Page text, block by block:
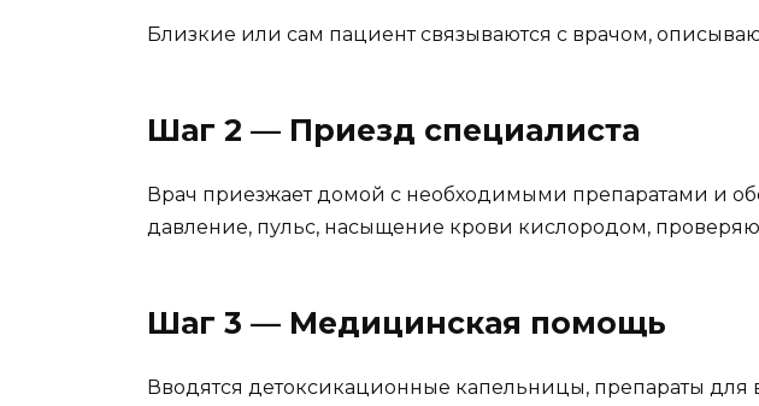
Близкие или сам пациент связываются с врачом,
Шаг 2 — Приезд специалиста
Врач приезжает домой с необходимыми препаратами и
давление, пульс, насыщение крови кислородом,
Шаг 3 — Медицинская помощь
Вводятся детоксикационные капельницы, препараты для